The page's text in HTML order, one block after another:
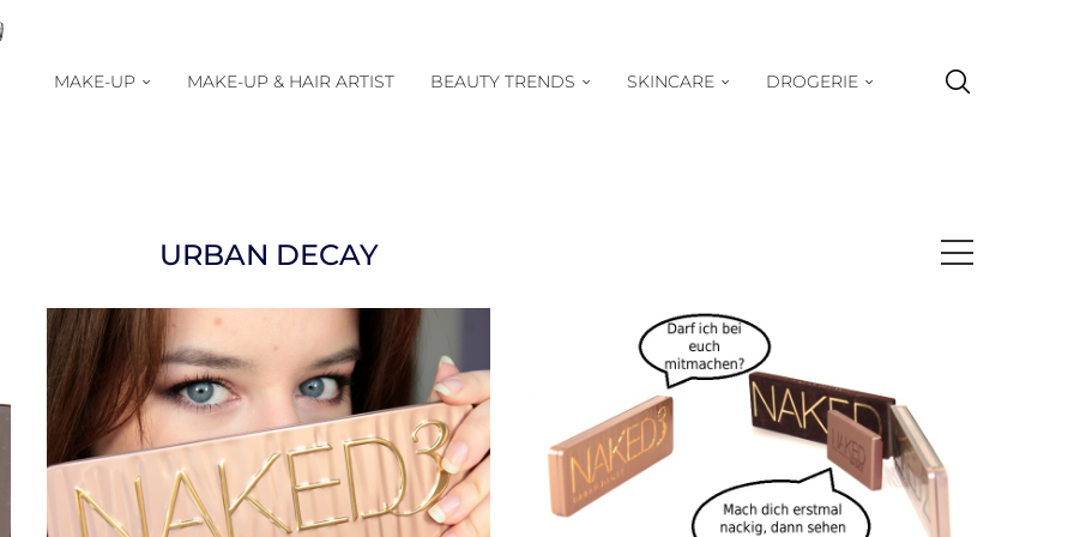
MAKE-UP MAKE-UP & HAIR ARTIST BEAUTY TRENDS SKINCARE DROGERIE
URBAN DECAY